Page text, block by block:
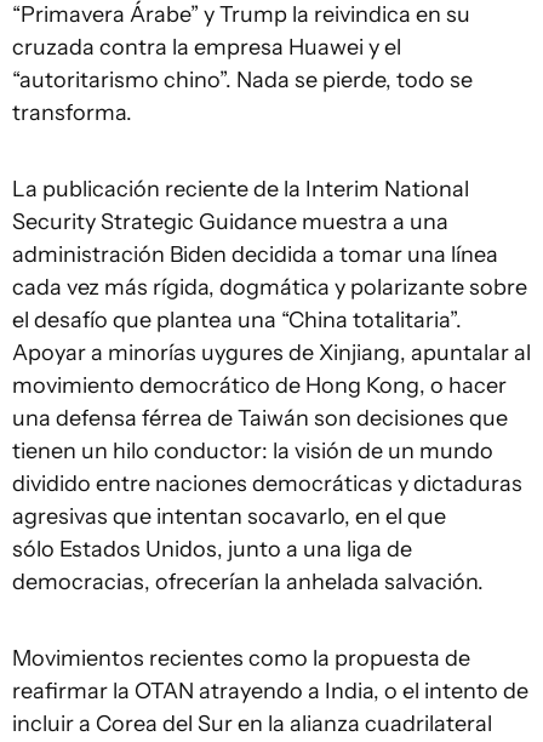
“Primavera Árabe” y Trump la reivindica en su
cruzada contra la empresa Huawei y el
“autoritarismo chino”. Nada se pierde, todo se
transforma.
La publicación reciente de la Interim National
Security Strategic Guidance muestra a una
administración Biden decidida a tomar una línea
cada vez más rígida, dogmática y polarizante sobre
el desafío que plantea una “China totalitaria”.
Apoyar a minorías uygures de Xinjiang, apuntalar al
movimiento democrático de Hong Kong, o hacer
una defensa férrea de Taiwán son decisiones que
tienen un hilo conductor: la visión de un mundo
dividido entre naciones democráticas y dictaduras
agresivas que intentan socavarlo, en el que
sólo Estados Unidos, junto a una liga de
democracias, ofrecerían la anhelada salvación.
Movimientos recientes como la propuesta de
reafirmar la OTAN atrayendo a India, o el intento de
incluir a Corea del Sur en la alianza cuadrilateral